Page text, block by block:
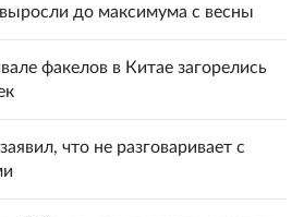
до максимума с весны
факелов в Китае загорелись
что не разговаривает с